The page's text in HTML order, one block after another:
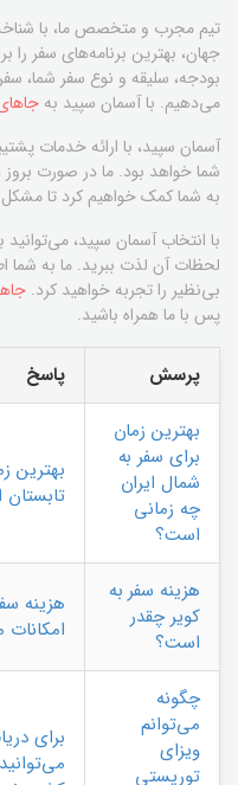
تیم مجرب و متخصص ما، با
جهان، بهترین برنامه‌های سفر را
بودجه، سلیقه و نوع سفر شما،
می‌دهیم. با آسمان سپید به
شما خواهد بود. ما در صورت بروز
به شما کمک خواهیم کرد تا
با انتخاب آسمان سپید، می‌توانید
لحظات آن لذت ببرید. ما به شما
بی‌نظیر را تجربه خواهید کرد.
پس با ما همراه باشید.
پرسش
پاسخ
بهترین زمان
برای سفر به
شمال ایران
چه زمانی
است؟
بهترین
هزینه سفر به
کویر چقدر
است؟
هزینه
امکانات
چگونه
می‌توانم
ویزای
توریستی
برای